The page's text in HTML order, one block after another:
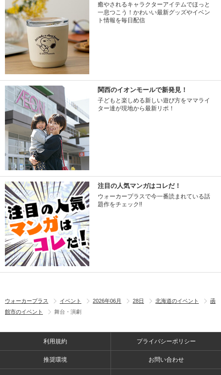
癒やされるキャラクターアイテムでほっと
一息つこう！かわいい最新グッズやイベン
ト情報を毎日配信
関西のイオンモールで新発見！
子どもと楽しめる新しい遊び方をママライ
ター達が現地から最新リポ！
注目の人気マンガはコレだ！
ウォーカープラスで今一番読まれている話
題作をチェック!!
ウォーカープラス イベント 2026年06月 28日 北海道のイベント
函
館市のイベント
舞台・演劇
利用規約 プライバシーポリシー
推奨環境 お問い合わせ